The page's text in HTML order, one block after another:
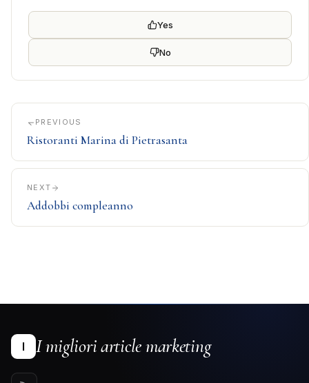
Yes
No
PREVIOUS
Ristoranti Marina di Pietrasanta
NEXT
Addobbi compleanno
I I migliori article marketing